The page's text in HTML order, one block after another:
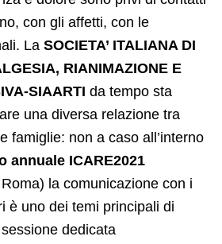
con gli affetti, con le
La SOCIETA’ ITALIANA DI
RIANIMAZIONE E
SIAARTI da tempo sta
una diversa relazione tra
famiglie: non a caso all’interno
annuale ICARE2021
la comunicazione con i
è uno dei temi principali di
dedicata